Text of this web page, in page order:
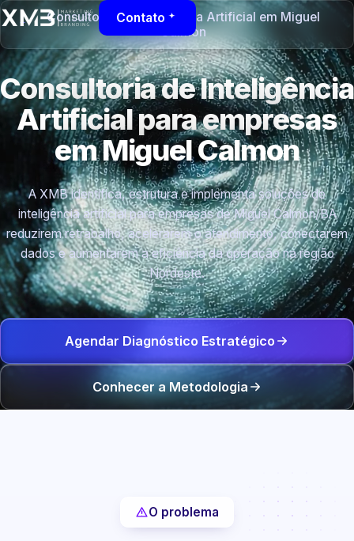
Contato
Consultoria de Inteligência Artificial em Miguel
Calmon
Consultoria de Inteligência
Artificial para empresas
em Miguel Calmon
A XMB identifica, estrutura e implementa soluções de
inteligência artificial para empresas de Miguel Calmon/BA
reduzirem retrabalho, acelerarem o atendimento, conectarem
dados e aumentarem a eficiência da operação na região
Nordeste.
Agendar Diagnóstico Estratégico
Conhecer a Metodologia
O problema